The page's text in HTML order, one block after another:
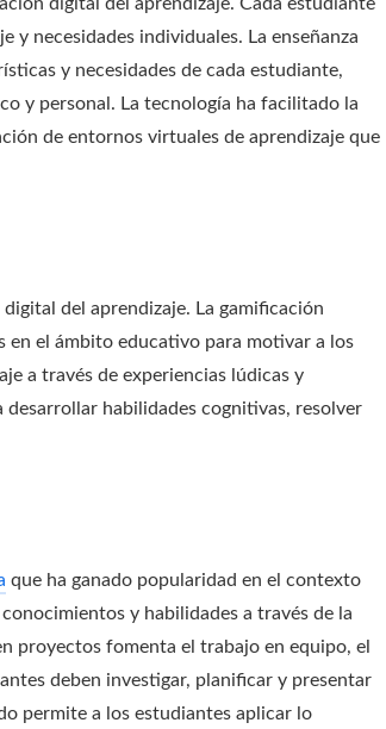
y necesidades individuales. La enseñanza
y necesidades de cada estudiante,
y personal. La tecnología ha facilitado la
de entornos virtuales de aprendizaje que
del aprendizaje. La gamificación
en el ámbito educativo para motivar a los
a través de experiencias lúdicas y
habilidades cognitivas, resolver
que ha ganado popularidad en el contexto
y habilidades a través de la
proyectos fomenta el trabajo en equipo, el
deben investigar, planificar y presentar
permite a los estudiantes aplicar lo